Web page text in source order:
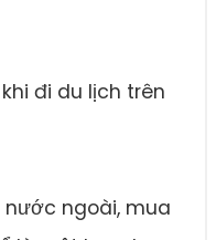
đi du lịch trên
nước ngoài, mua